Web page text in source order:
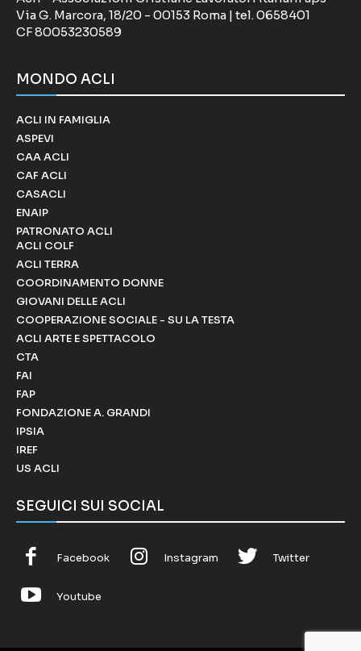
Via G. Marcora, 18/20 - 00153 Roma | tel. 0658401
CF 80053230589
MONDO ACLI
ACLI IN FAMIGLIA
ASPEVI
CAA ACLI
CAF ACLI
CASACLI
ENAIP
PATRONATO ACLI
ACLI COLF
ACLI TERRA
COORDINAMENTO DONNE
GIOVANI DELLE ACLI
COOPERAZIONE SOCIALE - SU LA TESTA
ACLI ARTE E SPETTACOLO
CTA
FAI
FAP
FONDAZIONE A. GRANDI
IPSIA
IREF
US ACLI
SEGUICI SUI SOCIAL
Facebook Instagram Twitter
Youtube